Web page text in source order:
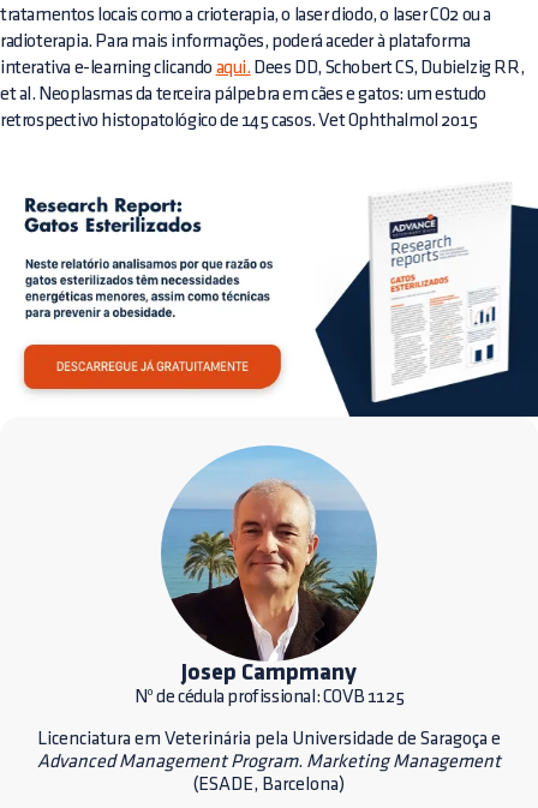
tratamentos locais como a crioterapia, o laser diodo, o laser CO2 ou a
radioterapia. Para mais informações, poderá aceder à plataforma
interativa e-learning clicando aqui. Dees DD, Schobert CS, Dubielzig RR,
et al. Neoplasmas da terceira pálpebra em cães e gatos: um estudo
retrospectivo histopatológico de 145 casos. Vet Ophthalmol 2015
Josep Campmany
Nº de cédula profissional: COVB 1125
Licenciatura em Veterinária pela Universidade de Saragoça e
Advanced Management Program. Marketing Management
(ESADE, Barcelona)